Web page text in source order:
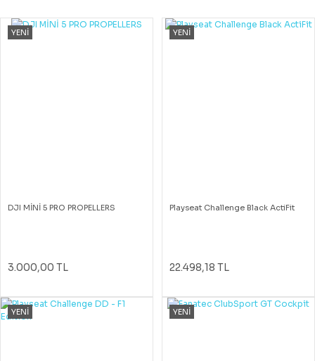
YENİ
DJI MİNİ 5 PRO PROPELLERS
3.000,00 TL
YENİ
Playseat Challenge Black ActiFit
22.498,18 TL
YENİ YENİ